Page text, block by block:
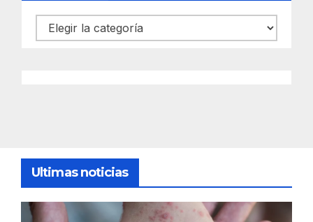
Categorías
Ultimas noticias